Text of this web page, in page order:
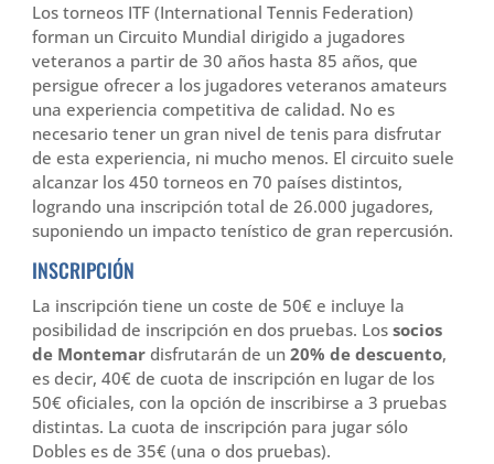
Los torneos ITF (International Tennis Federation)
forman un Circuito Mundial dirigido a jugadores
veteranos a partir de 30 años hasta 85 años, que
persigue ofrecer a los jugadores veteranos amateurs
una experiencia competitiva de calidad. No es
necesario tener un gran nivel de tenis para disfrutar
de esta experiencia, ni mucho menos. El circuito suele
alcanzar los 450 torneos en 70 países distintos,
logrando una inscripción total de 26.000 jugadores,
suponiendo un impacto tenístico de gran repercusión.
INSCRIPCIÓN
La inscripción tiene un coste de 50€ e incluye la
posibilidad de inscripción en dos pruebas. Lossocios
de Montemar disfrutarán de un20% de descuento,
es decir, 40€ de cuota de inscripción en lugar de los
50€ oficiales, con la opción de inscribirse a 3 pruebas
distintas. La cuota de inscripción para jugar sólo
Dobles es de 35€ (una o dos pruebas).